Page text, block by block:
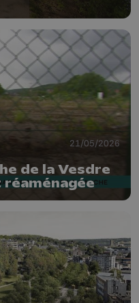
21/05/2026
de la Vesdre